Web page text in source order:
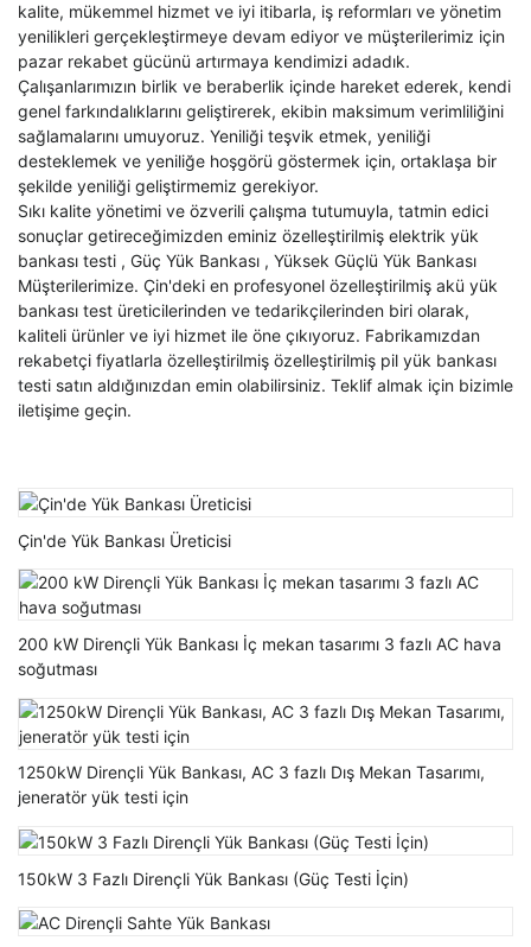
kalite, mükemmel hizmet ve iyi itibarla, iş reformları ve yönetim
yenilikleri gerçekleştirmeye devam ediyor ve müşterilerimiz için
pazar rekabet gücünü artırmaya kendimizi adadık.
Çalışanlarımızın birlik ve beraberlik içinde hareket ederek, kendi
genel farkındalıklarını geliştirerek, ekibin maksimum verimliliğini
sağlamalarını umuyoruz. Yeniliği teşvik etmek, yeniliği
desteklemek ve yeniliğe hoşgörü göstermek için, ortaklaşa bir
şekilde yeniliği geliştirmemiz gerekiyor.
Sıkı kalite yönetimi ve özverili çalışma tutumuyla, tatmin edici
sonuçlar getireceğimizden eminiz özelleştirilmiş elektrik yük
bankası testi , Güç Yük Bankası , Yüksek Güçlü Yük Bankası
Müşterilerimize. Çin'deki en profesyonel özelleştirilmiş akü yük
bankası test üreticilerinden ve tedarikçilerinden biri olarak,
kaliteli ürünler ve iyi hizmet ile öne çıkıyoruz. Fabrikamızdan
rekabetçi fiyatlarla özelleştirilmiş özelleştirilmiş pil yük bankası
testi satın aldığınızdan emin olabilirsiniz. Teklif almak için bizimle
iletişime geçin.
Çin'de Yük Bankası Üreticisi
200 kW Dirençli Yük Bankası İç mekan tasarımı 3 fazlı AC hava
soğutması
1250kW Dirençli Yük Bankası, AC 3 fazlı Dış Mekan Tasarımı,
jeneratör yük testi için
150kW 3 Fazlı Dirençli Yük Bankası (Güç Testi İçin)